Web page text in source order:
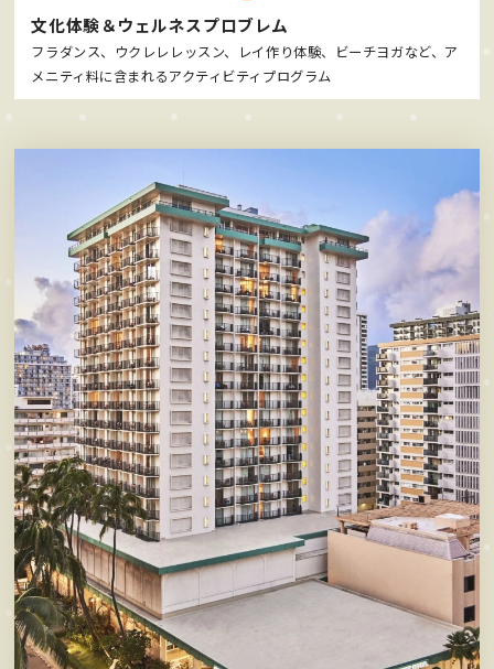
文化体験＆ウェルネスプロブレム
フラダンス、ウクレレレッスン、レイ作り体験、ビーチヨガなど、ア
メニティ料に含まれるアクティビティプログラム